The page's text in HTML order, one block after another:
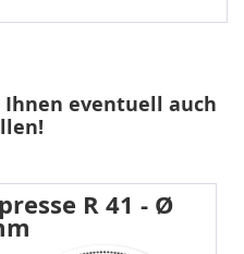
eventuell auch
R 41 - Ø